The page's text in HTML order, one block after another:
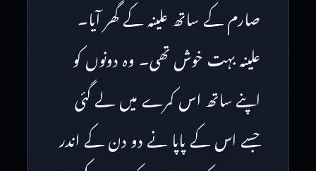
صارم کے ساتھ علینہ کے گھر آیا۔
علینہ بہت خوش تھی۔ وہ دونوں کو
اپنے ساتھ اس کمرے میں لے گئی
جسے اس کے پاپا نے دو دن کے اندر